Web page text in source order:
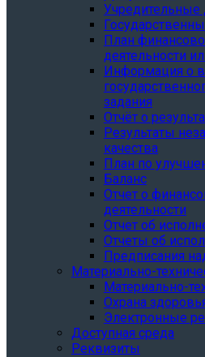
Учредительные
План
деятельности
Информация о
задания
Отчёт о
Результаты
качества
План по
Баланс
Отчет о
деятельности
Отчет об
Отчеты об
Предписания
Материально-
Материально-
Охрана
Электронные
Доступная среда
Реквизиты